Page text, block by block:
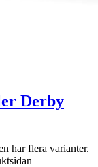
Derby
har flera varianter.